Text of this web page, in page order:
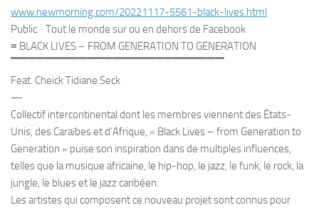
www.newmorning.com/20221117-5561-black-lives.html
Public · Tout le monde sur ou en dehors de Facebook
≡ BLACK LIVES – FROM GENERATION TO GENERATION
▔▔▔▔▔▔▔▔▔▔▔▔▔▔▔▔▔▔▔▔▔▔▔▔▔
Feat. Cheick Tidiane Seck
—
Collectif intercontinental dont les membres viennent des États-
Unis, des Caraïbes et d’Afrique, « Black Lives – from Generation to
Generation » puise son inspiration dans de multiples influences,
telles que la musique africaine, le hip-hop, le jazz, le funk, le rock, la
jungle, le blues et le jazz caribéen.
Les artistes qui composent ce nouveau projet sont connus pour